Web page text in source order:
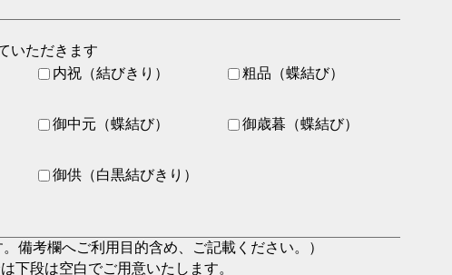
いただきます
内祝（結びきり） 粗品（蝶結び）
御中元（蝶結び） 御歳暮（蝶結び）
御供（白黒結びきり）
備考欄へご利用目的含め、ご記載ください。）
下段は空白でご用意いたします。